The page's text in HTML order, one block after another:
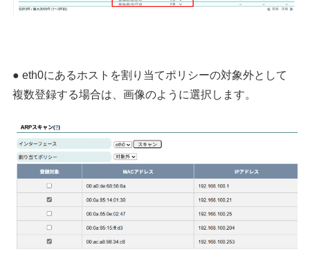
● eth0にあるホストを割り当てポリシーの対象外として
複数登録する場合は、画像のように選択します。